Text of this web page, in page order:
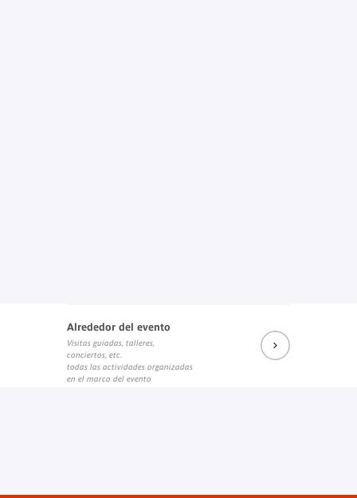
Alrededor del evento
Visitas guiadas, talleres,
conciertos, etc.
todas las actividades organizadas
en el marco del evento